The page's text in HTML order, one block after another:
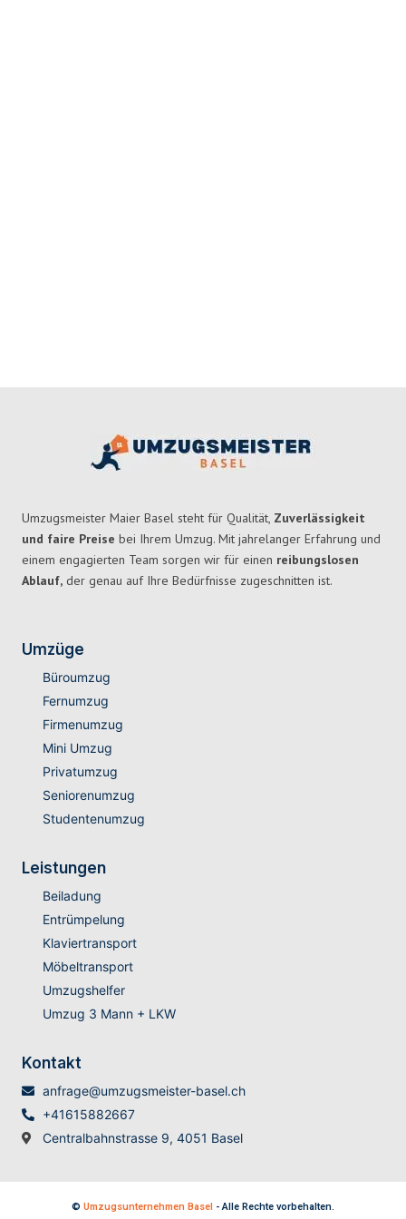
Umzugsmeister Maier Basel steht für Qualität, Zuverlässigkeit
und faire Preise bei Ihrem Umzug. Mit jahrelanger Erfahrung und
einem engagierten Team sorgen wir für einen reibungslosen
Ablauf, der genau auf Ihre Bedürfnisse zugeschnitten ist.
Umzüge
Büroumzug
Fernumzug
Firmenumzug
Mini Umzug
Privatumzug
Seniorenumzug
Studentenumzug
Leistungen
Beiladung
Entrümpelung
Klaviertransport
Möbeltransport
Umzugshelfer
Umzug 3 Mann + LKW
Kontakt
anfrage@umzugsmeister-basel.ch
+41615882667
Centralbahnstrasse 9, 4051 Basel
© Umzugsunternehmen Basel - Alle Rechte vorbehalten.